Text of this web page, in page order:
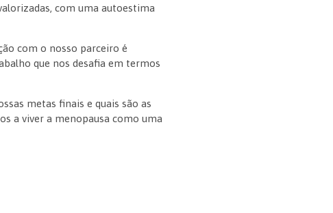
com uma autoestima
com o nosso parceiro é
que nos desafia em termos
metas finais e quais são as
a viver a menopausa como uma